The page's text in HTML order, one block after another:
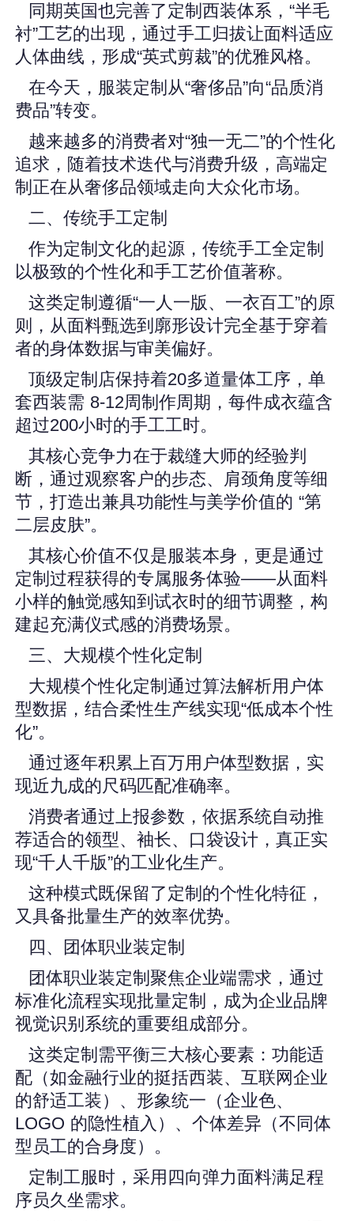
同期英国也完善了定制西装体系，“半毛
衬”工艺的出现，通过手工归拔让面料适应
人体曲线，形成“英式剪裁”的优雅风格。
在今天，服装定制从“奢侈品”向“品质消
费品”转变。
越来越多的消费者对“独一无二”的个性化
追求，随着技术迭代与消费升级，高端定
制正在从奢侈品领域走向大众化市场。
二、传统手工定制
作为定制文化的起源，传统手工全定制
以极致的个性化和手工艺价值著称。
这类定制遵循“一人一版、一衣百工”的原
则，从面料甄选到廓形设计完全基于穿着
者的身体数据与审美偏好。
顶级定制店保持着20多道量体工序，单
套西装需 8-12周制作周期，每件成衣蕴含
超过200小时的手工工时。
其核心竞争力在于裁缝大师的经验判
断，通过观察客户的步态、肩颈角度等细
节，打造出兼具功能性与美学价值的 “第
二层皮肤”。
其核心价值不仅是服装本身，更是通过
定制过程获得的专属服务体验——从面料
小样的触觉感知到试衣时的细节调整，构
建起充满仪式感的消费场景。
三、大规模个性化定制
大规模个性化定制通过算法解析用户体
型数据，结合柔性生产线实现“低成本个性
化”。
通过逐年积累上百万用户体型数据，实
现近九成的尺码匹配准确率。
消费者通过上报参数，依据系统自动推
荐适合的领型、袖长、口袋设计，真正实
现“千人千版”的工业化生产。
这种模式既保留了定制的个性化特征，
又具备批量生产的效率优势。
四、团体职业装定制
团体职业装定制聚焦企业端需求，通过
标准化流程实现批量定制，成为企业品牌
视觉识别系统的重要组成部分。
这类定制需平衡三大核心要素：功能适
配（如金融行业的挺括西装、互联网企业
的舒适工装）、形象统一（企业色、
LOGO 的隐性植入）、个体差异（不同体
型员工的合身度）。
定制工服时，采用四向弹力面料满足程
序员久坐需求。